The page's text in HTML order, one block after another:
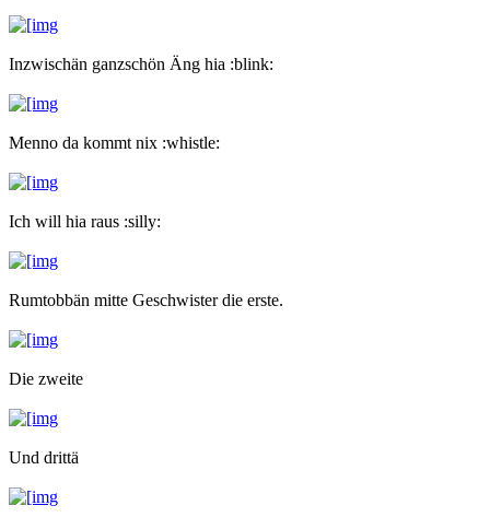
Inzwischän ganzschön Äng hia :blink:
Menno da kommt nix :whistle:
Ich will hia raus :silly:
Rumtobbän mitte Geschwister die erste.
Die zweite
Und drittä